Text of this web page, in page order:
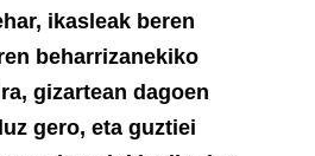
ikasleak beren
beharrizanekiko
gizartean dagoen
gero, eta guztiei